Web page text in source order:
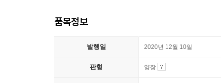
품목정보
발행일 2020년 12월 10일
판형 양장